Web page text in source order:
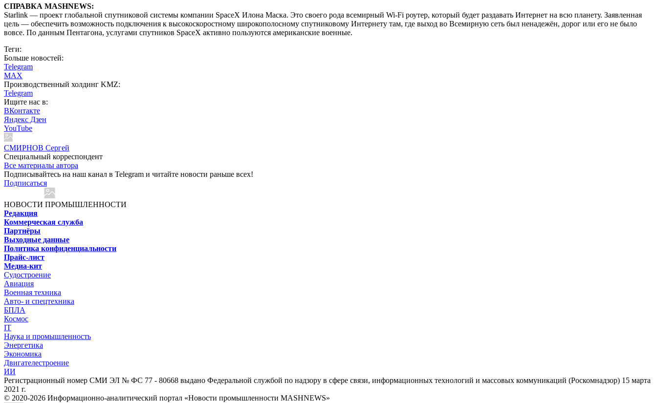
СПРАВКА MASHNEWS:
Starlink — проект глобальной спутниковой системы компании SpaceX Илона Маска. Это своего рода всемирный Wi-Fi роутер, который будет раздавать Интернет на всю планету. Заявленная
цель — обеспечить возможность подключения к высокоскоростному широкополосному спутниковому Интернету там, где выход во Всемирную сеть был ненадежён, дорог или его не было
вовсе. По данным Пентагона, услугами спутников SpaceX активно пользуются американские военные.
Теги:
Больше новостей:
Telegram
MAX
Производственный холдинг KMZ:
Telegram
Ищите нас в:
ВКонтакте
Яндекс Дзен
YouTube
СМИРНОВ Сергей
Специальный корреспондент
Все материалы автора
Подписывайтесь на наш канал в Telegram и читайте новости раньше всех!
Подписаться
НОВОСТИ ПРОМЫШЛЕННОСТИ
Редакция
Коммерческая служба
Партнёры
Выходные данные
Политика конфиденциальности
Прайс-лист
Медиа-кит
Судостроение
Авиация
Военная техника
Авто- и спецтехника
БПЛА
Космос
IT
Наука и промышленность
Энергетика
Экономика
Двигателестроение
ИИ
Регистрационный номер СМИ ЭЛ № ФС 77 - 80668 выдано Федеральной службой по надзору в сфере связи, информационных технологий и массовых коммуникаций (Роскомнадзор) 15 марта
2021 г.
© 2020-2026 Информационно-аналитический портал «Новости промышленности MASHNEWS»